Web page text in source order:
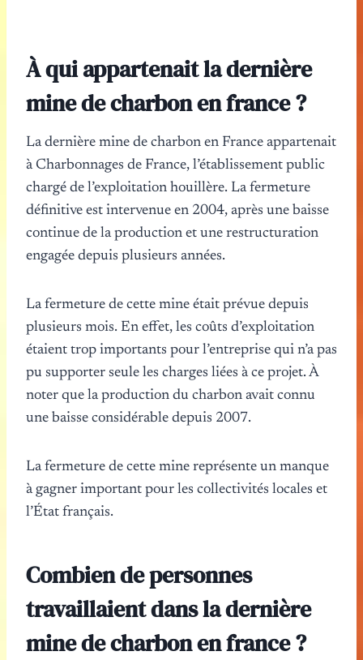
À qui appartenait la dernière
mine de charbon en france ?
La dernière mine de charbon en France appartenait
à Charbonnages de France, l’établissement public
chargé de l’exploitation houillère. La fermeture
définitive est intervenue en 2004, après une baisse
continue de la production et une restructuration
engagée depuis plusieurs années.
La fermeture de cette mine était prévue depuis
plusieurs mois. En effet, les coûts d’exploitation
étaient trop importants pour l’entreprise qui n’a pas
pu supporter seule les charges liées à ce projet. À
noter que la production du charbon avait connu
une baisse considérable depuis 2007.
La fermeture de cette mine représente un manque
à gagner important pour les collectivités locales et
l’État français.
Combien de personnes
travaillaient dans la dernière
mine de charbon en france ?